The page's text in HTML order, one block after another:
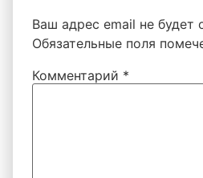
Ваш адрес email не будет
Обязательные поля
Комментарий *